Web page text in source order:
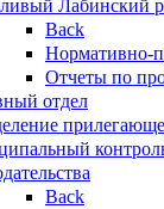
Лабинский
Back
Нормативно-
Отчеты по
отдел
Back